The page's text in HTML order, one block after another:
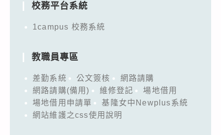
校務平台系統
1campus 校務系統
教職員專區
差勤系統 公文簽核
網路請購
網路請購(備用)
維修登記
場地借用
場地借用申請單
基隆女中Newplus系統
網站維護之css使用說明